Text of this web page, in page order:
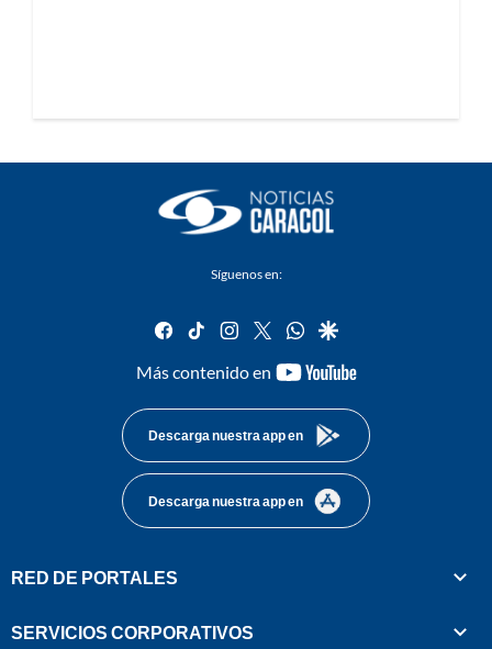
Síguenos en:
facebook
tiktok instagram
twitterwhatsapp
google
Más contenido en
youtube-
Descarga nuestra app en
Descarga nuestra app en
RED DE PORTALES
SERVICIOS CORPORATIVOS